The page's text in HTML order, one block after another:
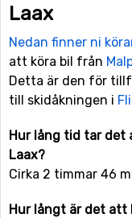
Laax
Nedan finner ni
att köra bil från
Detta är den för
till skidåkningen i
Hur lång tid tar det
Laax?
Cirka 2 timmar 46
Hur långt är det att